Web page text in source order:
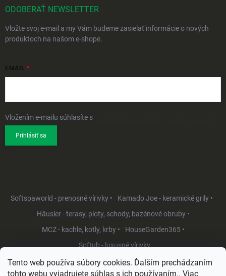
Tento web používa súbory cookies. Ďalším prechádzaním
tohto webu vyjadrujete súhlas s ich používaním.. Viac
ODOBERAŤ NEWSLETTER
Vložte svoj e-mail a my Vám budeme zasielať informácie o nových
produktoch na našom e-shope.
EMAIL
Vložením e-mailu súhlasíte s
Prihlásiť sa
Softspaworld - prenosné vírivky •
Kamado Joe - keramické grily •
Häusler - terasy, ploty, schody, bazénové obruby •
MCZ - kachle, kotly, krby •
HouseGarden365 •
Softub - luxusné vírivky